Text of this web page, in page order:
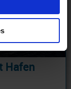
Hafen